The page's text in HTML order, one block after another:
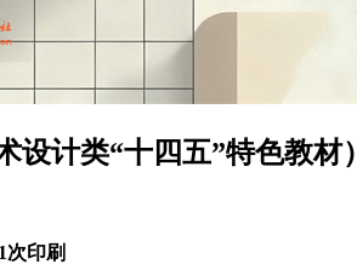
计类“十四五”特色教材）
次印刷